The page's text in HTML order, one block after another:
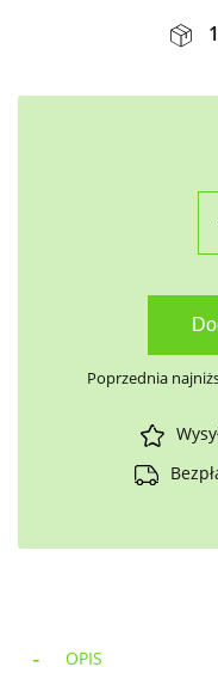
Poprzednia
OPIS